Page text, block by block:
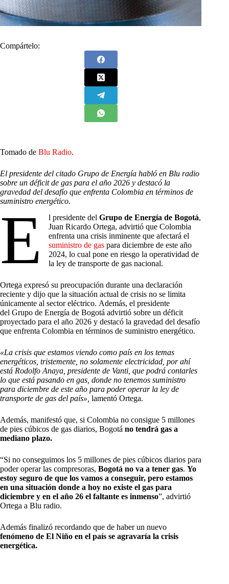
Compártelo:
Tomado de Blu Radio.
El presidente del citado Grupo de Energía habló en Blu radio
sobre un déficit de gas para el año 2026 y destacó la
gravedad del desafío que enfrenta Colombia en términos de
suministro energético.
E l presidente delGrupo de Energía de Bogotá,
Juan Ricardo Ortega, advirtió que Colombia
enfrenta una crisis inminente que afectará el
suministro de gas para diciembre de este año
2024, lo cual pone en riesgo la operatividad de
la ley de transporte de gas nacional.
Ortega expresó su preocupación durante una declaración
reciente y dijo que la situación actual de crisis no se limita
únicamente al sector eléctrico. Además, el presidente
del Grupo de Energía de Bogotá advirtió sobre un déficit
proyectado para el año 2026 y destacó la gravedad del desafío
que enfrenta Colombia en términos de suministro energético.
«La crisis que estamos viendo como país en los temas
energéticos, tristemente, no solamente electricidad, por ahí
está Rodolfo Anaya, presidente de Vanti, que podrá contarles
lo que está pasando en gas, donde no tenemos suministro
para diciembre de este año para poder operar la ley de
transporte de gas del país», lamentó Ortega.
Además, manifestó que, si Colombia no consigue 5 millones
de pies cúbicos de gas diarios, Bogotá no tendrá gas a
mediano plazo.
“Si no conseguimos los 5 millones de pies cúbicos diarios para
poder operar las compresoras, Bogotá no va a tener gas. Yo
estoy seguro de que los vamos a conseguir, pero estamos
en una situación donde a hoy no existe el gas para
diciembre y en el año 26 el faltante es inmenso”, advirtió
Ortega a Blu radio.
Además finalizó recordando que de haber un nuevo
fenómeno de El Niño en el país se agravaría la crisis
energética.